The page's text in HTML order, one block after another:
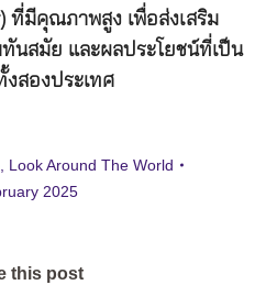
ที่มีคุณภาพสูง เพื่อส่งเสริม
นสมัย และผลประโยชน์ที่เป็น
สองประเทศ
Look Around The World
2025
this post